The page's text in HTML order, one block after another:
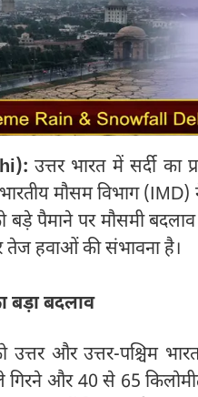
उत्तर भारत में सर्दी
मौसम विभाग (IMD)
पैमाने पर मौसमी
हवाओं की संभावना है।
बड़ा बदलाव
और उत्तर-पश्चिम
और 40 से 65